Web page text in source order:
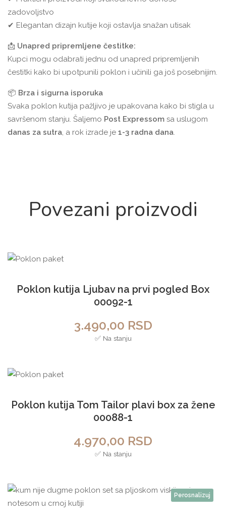
zadovoljstvo
✔ Elegantan dizajn kutije koji ostavlja snažan utisak
📩 Unapred pripremljene čestitke:
Kupci mogu odabrati jednu od unapred pripremljenih
čestitki kako bi upotpunili poklon i učinili ga još posebnijim.
📦 Brza i sigurna isporuka
Svaka poklon kutija pažljivo je upakovana kako bi stigla u
savršenom stanju. Šaljemo Post Expressom sa uslugom
danas za sutra, a rok izrade je 1-3 radna dana.
Povezani proizvodi
Poklon kutija Ljubav na prvi pogled Box
00092-1
3.490,00 RSD
✅ Na stanju
Poklon kutija Tom Tailor plavi box za žene
00088-1
4.970,00 RSD
✅ Na stanju
Perosnalizuj